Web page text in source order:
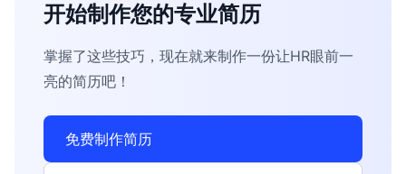
开始制作您的专业简历
掌握了这些技巧，现在就来制作一份让HR眼前一
亮的简历吧！
免费制作简历